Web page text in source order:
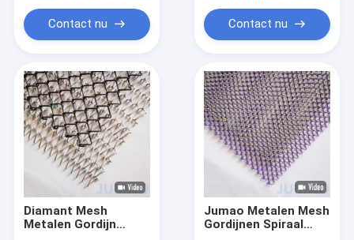
Alle Gevallen
Vraag een offerte aan
Architectonisch gaas
roestvrijstalen watergordijn
Metalen gaasgordijnen
Metalen ketenverbindingsgordijnen
biedenContact nu
architecturale en
veiligheidstoepassingen
Contact nu
Diamant Mesh
Metalen Gordijn
Jumao Metalen Mesh
Gordijnen Spiraal